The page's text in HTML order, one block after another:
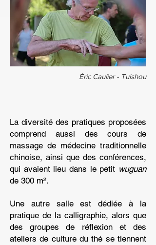
Éric Caulier - Tuishou
La diversité des pratiques proposées
comprend aussi des cours de
massage de médecine traditionnelle
chinoise, ainsi que des conférences,
qui avaient lieu dans le petit wuguan
de 300 m².
Une autre salle est dédiée à la
pratique de la calligraphie, alors que
des groupes de réflexion et des
ateliers de culture du thé se tiennent